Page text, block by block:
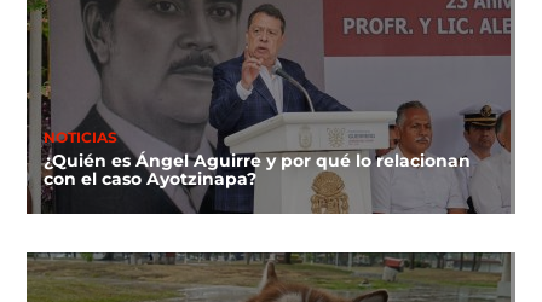
NOTICIAS
¿Quién es Ángel Aguirre y por qué lo relacionan
con el caso Ayotzinapa?